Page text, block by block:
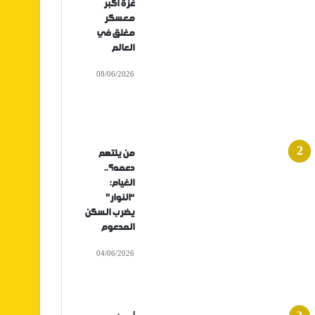
غزة أكبر
معسكر
مغلق في
العالم
08/06/2026
من يلتهم
دعمه؟..
الغيام:
“النوار”
يضرب السكن
المدعوم
04/06/2026